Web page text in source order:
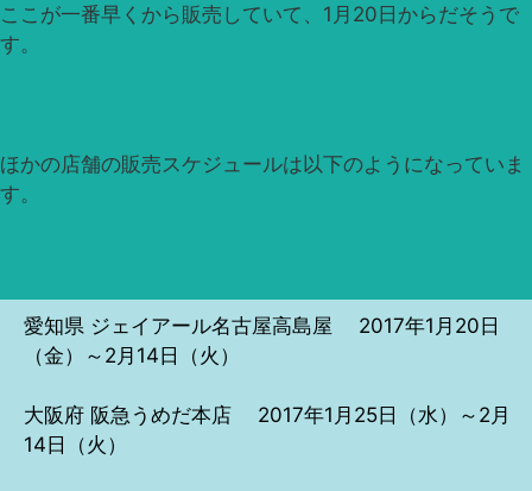
ここが一番早くから販売していて、1月20日からだそうで
す。
ほかの店舗の販売スケジュールは以下のようになっていま
す。
愛知県 ジェイアール名古屋高島屋 2017年1月20日
（金）～2月14日（火）
大阪府 阪急うめだ本店 2017年1月25日（水）～2月
14日（火）